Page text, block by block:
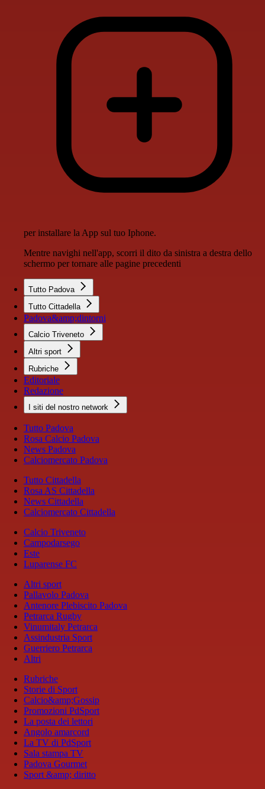
per installare la App sul tuo Iphone.
Mentre navighi nell'app, scorri il dito da sinistra a destra dello
schermo per tornare alle pagine precedenti
Tutto Padova
Tutto Cittadella
Padova&amp;dintorni
Calcio Triveneto
Altri sport
Rubriche
Editoriale
Redazione
I siti del nostro network
Tutto Padova
Rosa Calcio Padova
News Padova
Calciomercato Padova
Tutto Cittadella
Rosa AS Cittadella
News Cittadella
Calciomercato Cittadella
Calcio Triveneto
Campodarsego
Este
Luparense FC
Altri sport
Pallavolo Padova
Antenore Plebiscito Padova
Petrarca Rugby
Vinumitaly Petrarca
Assindustria Sport
Guerriero Petrarca
Altri
Rubriche
Storie di Sport
Calcio&amp;Gossip
Promozioni PdSport
La posta dei lettori
Angolo amarcord
La TV di PdSport
Sala stampa TV
Padova Gourmet
Sport &amp; diritto